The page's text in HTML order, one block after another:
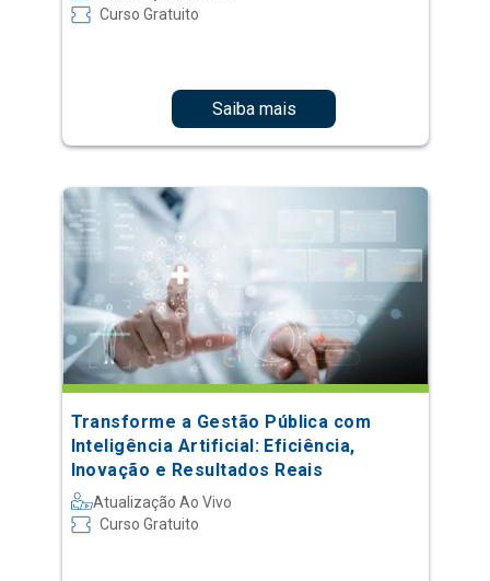
Curso Gratuito
Saiba mais
Transforme a Gestão Pública com
Inteligência Artificial: Eficiência,
Inovação e Resultados Reais
Atualização Ao Vivo
Curso Gratuito